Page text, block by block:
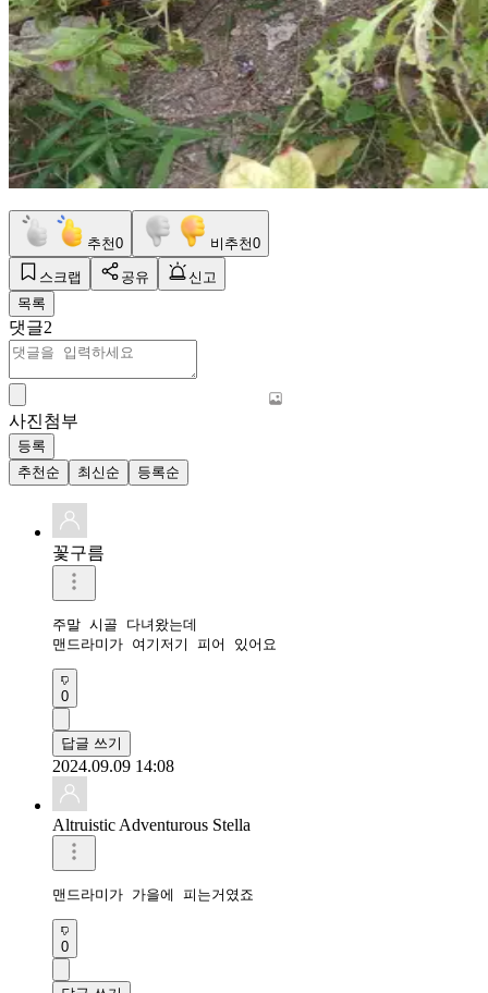
추천0 비추천0
스크랩 공유
신고
목록
댓글2
사진첨부
등록
추천순
최신순 등록순
꽃구름
주말 시골 다녀왔는데
맨드라미가 여기저기 피어 있어요
0
답글 쓰기
2024.09.09 14:08
Altruistic Adventurous Stella
맨드라미가 가을에 피는거였죠
0